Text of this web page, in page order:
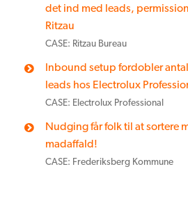
det ind med leads,
Ritzau
CASE: Ritzau Bureau
Inbound setup fordobler
leads hos Electrolux
CASE: Electrolux Professional
Nudging får folk til at sortere
madaffald!
CASE: Frederiksberg Kommune